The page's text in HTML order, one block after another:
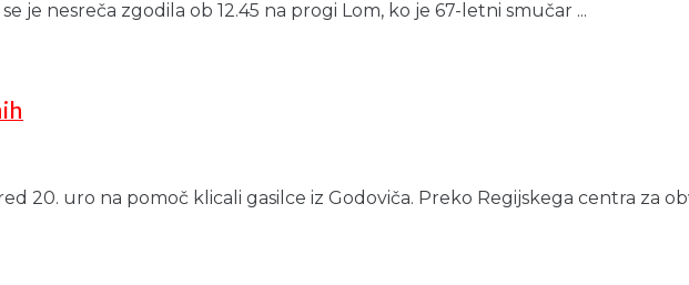
je nesreča zgodila ob 12.45 na progi Lom, ko je 67-letni smučar ...
20. uro na pomoč klicali gasilce iz Godoviča. Preko Regijskega centra za